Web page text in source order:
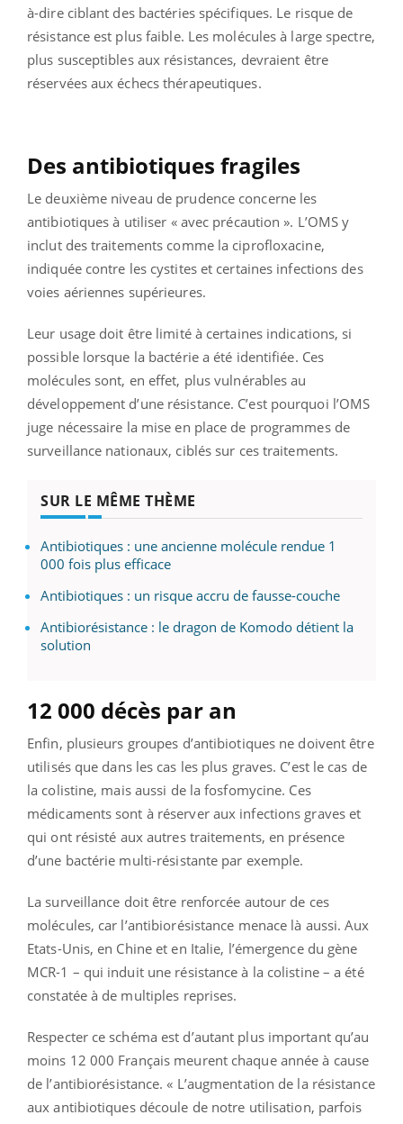
à-dire ciblant des bactéries spécifiques. Le risque de
résistance est plus faible. Les molécules à large spectre,
plus susceptibles aux résistances, devraient être
réservées aux échecs thérapeutiques.
Des antibiotiques fragiles
Le deuxième niveau de prudence concerne les
antibiotiques à utiliser « avec précaution ». L’OMS y
inclut des traitements comme la ciprofloxacine,
indiquée contre les cystites et certaines infections des
voies aériennes supérieures.
Leur usage doit être limité à certaines indications, si
possible lorsque la bactérie a été identifiée. Ces
molécules sont, en effet, plus vulnérables au
développement d’une résistance. C’est pourquoi l’OMS
juge nécessaire la mise en place de programmes de
surveillance nationaux, ciblés sur ces traitements.
SUR LE MÊME THÈME
Antibiotiques : une ancienne molécule rendue 1
000 fois plus efficace
Antibiotiques : un risque accru de fausse-couche
Antibiorésistance : le dragon de Komodo détient la
solution
12 000 décès par an
Enfin, plusieurs groupes d’antibiotiques ne doivent être
utilisés que dans les cas les plus graves. C’est le cas de
la colistine, mais aussi de la fosfomycine. Ces
médicaments sont à réserver aux infections graves et
qui ont résisté aux autres traitements, en présence
d’une bactérie multi-résistante par exemple.
La surveillance doit être renforcée autour de ces
molécules, car l’antibiorésistance menace là aussi. Aux
Etats-Unis, en Chine et en Italie, l’émergence du gène
MCR-1 – qui induit une résistance à la colistine – a été
constatée à de multiples reprises.
Respecter ce schéma est d’autant plus important qu’au
moins 12 000 Français meurent chaque année à cause
de l’antibiorésistance. « L’augmentation de la résistance
aux antibiotiques découle de notre utilisation, parfois